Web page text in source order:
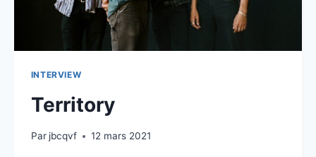
INTERVIEW
Territory
Par jbcqvf 12 mars 2021